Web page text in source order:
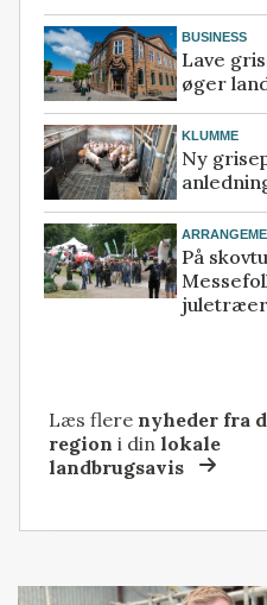
BUSINESS
Lave
øger
KLUMME
Ny
På
Læs flere nyheder fra
region i dinlokale
landbrugsavis